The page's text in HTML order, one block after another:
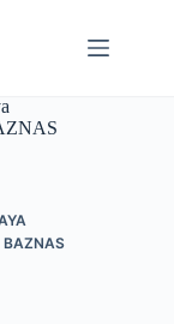
BAZNAS